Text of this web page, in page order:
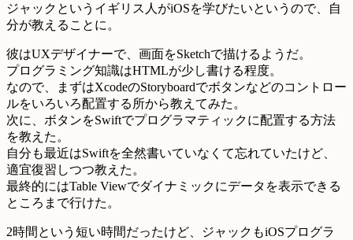
ジャックというイギリス人がiOSを学びたいというので、自
分が教えることに。
彼はUXデザイナーで、画面をSketchで描けるようだ。
プログラミング知識はHTMLが少し書ける程度。
なので、まずはXcodeのStoryboardでボタンなどのコントロー
ルをいろいろ配置する所から教えてみた。
次に、ボタンをSwiftでプログラマティックに配置する方法
を教えた。
自分も最近はSwiftを全然書いていなくて忘れていたけど、
適宜復習しつつ教えた。
最終的にはTable Viewでダイナミックにデータを表示できる
ところまで行けた。
2時間という短い時間だったけど、ジャックもiOSプログラ